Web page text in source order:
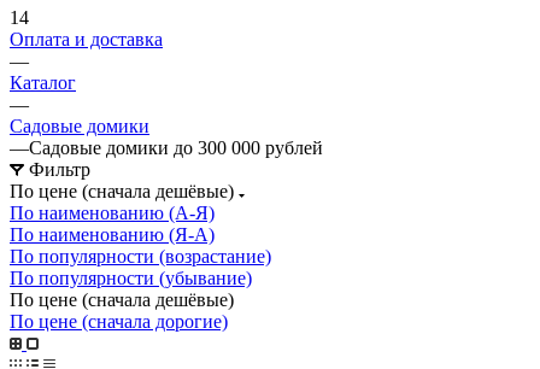
14
Оплата и доставка
—
Каталог
—
Садовые домики
—Садовые домики до 300 000 рублей
Фильтр
По цене (сначала дешёвые)
По наименованию (А-Я)
По наименованию (Я-А)
По популярности (возрастание)
По популярности (убывание)
По цене (сначала дешёвые)
По цене (сначала дорогие)